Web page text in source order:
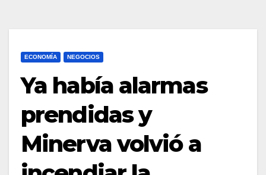
ECONOMÍA NEGOCIOS
Ya había alarmas
prendidas y
Minerva volvió a